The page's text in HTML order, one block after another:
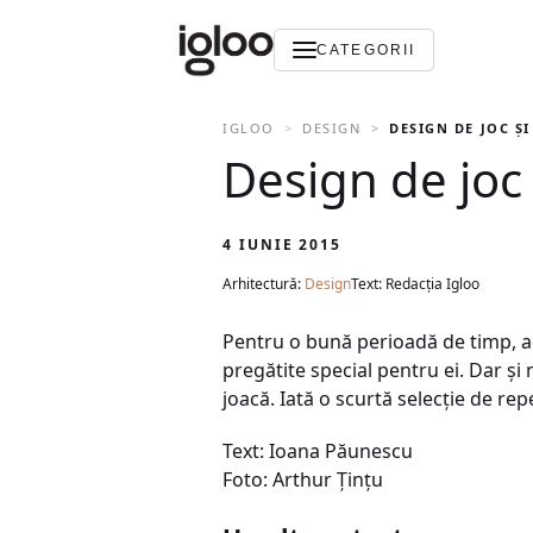
CATEGORII
IGLOO DESIGN DESIGN DE JOC
Design de
4 IUNIE 2015
Arhitectură: DesignText: Redacția Igloo
Pentru o bună perioadă de timp,
pregătite special pentru ei. Dar şi
joacă. Iată o scurtă selecţie de
Text: Ioana Păunescu
Foto: Arthur Ţinţu